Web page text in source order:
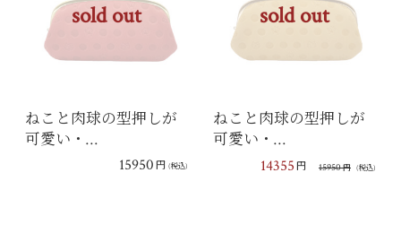
sold out
ねこと肉球の型押しが
可愛い・…
15950 円 (税込)
sold out
ねこと肉球の型押しが
可愛い・…
15950円 (税込)
14355 円